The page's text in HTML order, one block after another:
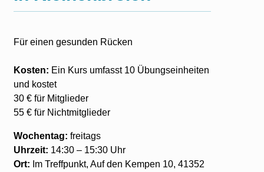
Für einen gesunden Rücken
Kosten: Ein Kurs umfasst 10 Übungseinheiten
und kostet
30 € für Mitglieder
55 € für Nichtmitglieder
Wochentag: freitags
Uhrzeit: 14:30 – 15:30 Uhr
Ort: Im Treffpunkt, Auf den Kempen 10, 41352